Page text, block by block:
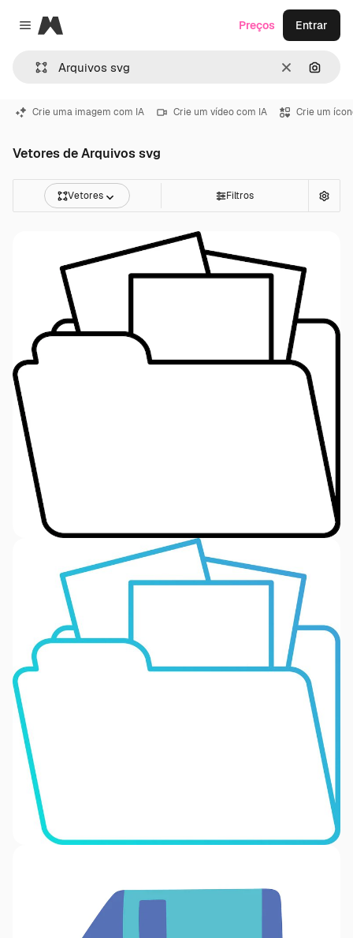
Close menu
Magnific
Limpar
Preços Entrar
Crie uma imagem com IA Crie um vídeo com IA Crie um
Vetores de Arquivos svg
Vetores Filtros